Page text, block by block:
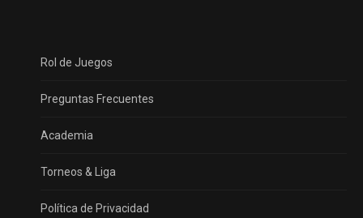
Rol de Juegos
Preguntas Frecuentes
Academia
Torneos & Liga
Política de Privacidad